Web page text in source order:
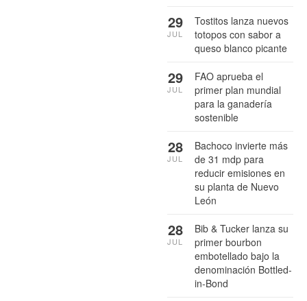
Tostitos lanza nuevos
totopos con sabor a
queso blanco picante
29
JUL
FAO aprueba el
primer plan mundial
para la ganadería
sostenible
29
JUL
Bachoco invierte más
de 31 mdp para
reducir emisiones en
su planta de Nuevo
León
28
JUL
Bib & Tucker lanza su
primer bourbon
embotellado bajo la
denominación Bottled-
in-Bond
28
JUL